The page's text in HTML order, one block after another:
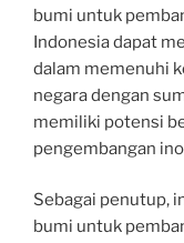
bumi untuk
Indonesia dapat
dalam memenuhi
negara dengan
memiliki potensi
pengembangan
Sebagai penutup,
bumi untuk